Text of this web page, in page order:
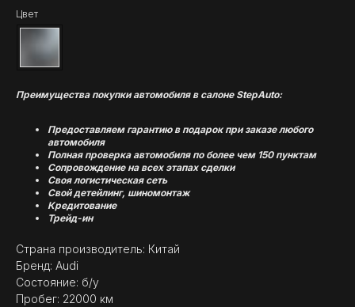
Цвет
Преимущества покупки автомобиля в салоне StepAuto:
Предоставляем гарантию в подарок при заказе любого
автомобиля
Полная проверка автомобиля по более чем 150 пунктам
Сопровождение на всех этапах сделки
Своя логистическая сеть
Свой детейлинг, шиномонтаж
Кредитование
Трейд-ин
Страна производитель: Китай
Бренд: Audi
Состояние: б/у
Пробег: 22000 км